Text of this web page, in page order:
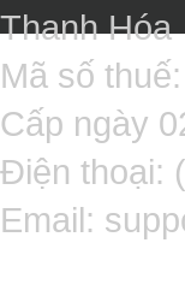
Thanh Hóa
Mã số
Cấp ngày
Điện thoại:
Email: